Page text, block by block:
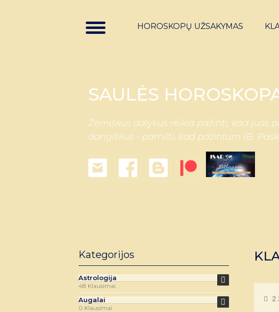
HOROSKOPŲ UŽSAKYMAS
SAULĖS
Žemiškus dalykus reikia pažinti, kad juos
dangiškus - pamilti, kad pažintum (B.
Kategorijos
Astrologija
48 Klausimai
Augalai
0 Klausimai